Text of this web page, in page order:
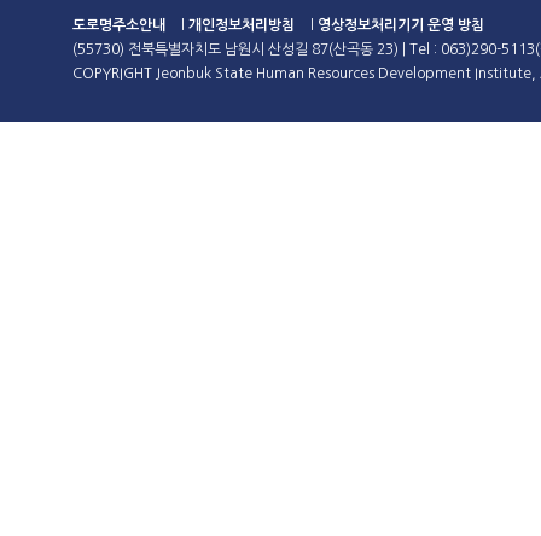
도로명주소안내 개인정보처리방침
영상정보처리기기 운영 방침
(55730) 전북특별자치도 남원시 산성길 87(산곡동 23) | Tel : 063)290-
COPYRIGHT Jeonbuk State Human Resources Development